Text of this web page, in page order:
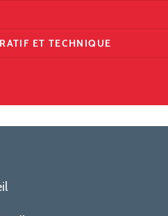
ET TECHNIQUE